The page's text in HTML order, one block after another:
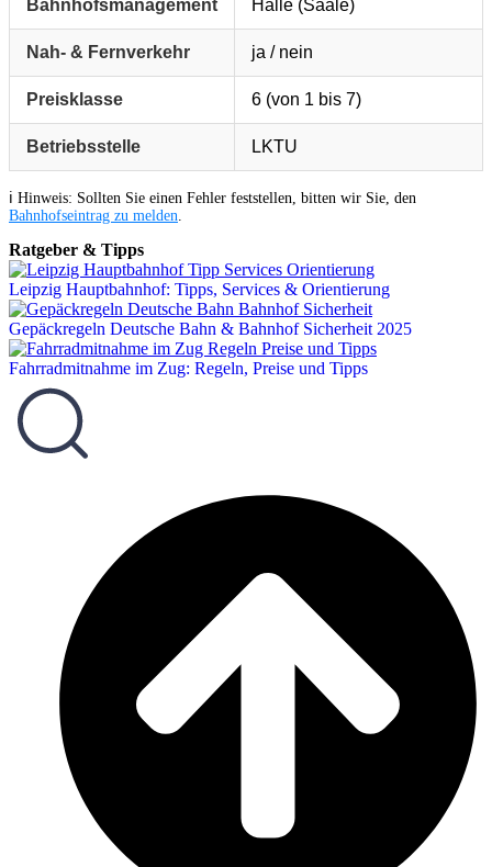
Bahnhofsmanagement Halle (Saale)
Nah- & Fernverkehr ja / nein
Preisklasse 6 (von 1 bis 7)
Betriebsstelle LKTU
ℹ️ Hinweis: Sollten Sie einen Fehler feststellen, bitten wir Sie, den
Bahnhofseintrag zu melden
Ratgeber & Tipps
Leipzig Hauptbahnhof: Tipps, Services & Orientierung
Gepäckregeln Deutsche Bahn & Bahnhof Sicherheit 2025
Fahrradmitnahme im Zug: Regeln, Preise und Tipps